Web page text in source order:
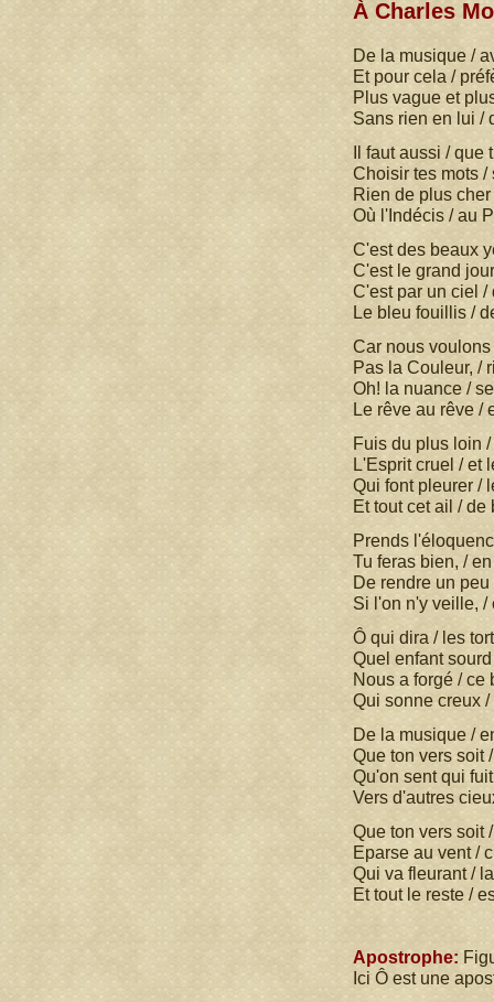
À Charles
De la musique /
Et pour cela /
Plus vague et
Sans rien en lui /
Il faut aussi /
Choisir tes mots
Rien de plus
Où l'Indécis / au
C'est des beaux
C'est le grand
C'est par un ciel /
Le bleu fouillis /
Car nous
Pas la Couleur, /
Oh! la nuance /
Le rêve au rêve /
Fuis du plus loin
L'Esprit cruel / et
Qui font pleurer /
Et tout cet ail /
Prends
Tu feras bien, /
De rendre un
Si l'on n'y veille, /
Ô qui dira / les
Quel enfant
Nous a forgé / ce
Qui sonne creux
De la musique /
Que ton vers soit
Qu'on sent qui
Vers d'autres
Que ton vers soit
Eparse au vent /
Qui va fleurant /
Et tout le reste /
Apostrophe:
Ici Ô est une